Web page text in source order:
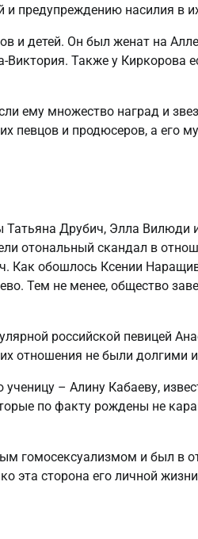
предупреждению насилия в
и детей. Он был женат на
Виктория. Также у
ему множество наград и
певцов и продюсеров, а его
Друбич, Элла Вилюди
отональный скандал в
Как обошлось Ксении
Тем не менее, общество
российской певицей
отношения не были долгими
– Алину Кабаеву,
по факту рождены не
гомосексуализмом и был в
эта сторона его личной